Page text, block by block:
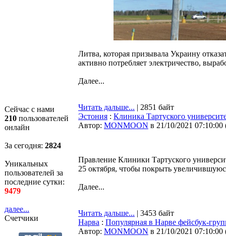
Сейчас с нами
210 пользователей
онлайн
За сегодня: 2824
Уникальных
пользователей за
последние сутки:
9479
далее...
Счетчики
Литва, которая призывала Украину
активно потребляет электричество,
Далее...
Читать дальше... | 2851 байт
Эстония : Клиника Тартуского
Автор: MONMOON в 21/10/2021 07:10:00
Правление Клиники Тартуского
25 октября, чтобы покрыть
Далее...
Читать дальше... | 3453 байт
Нарва : Популярная в Нарве фейсбук-
Автор: MONMOON в 21/10/2021 07:10:00